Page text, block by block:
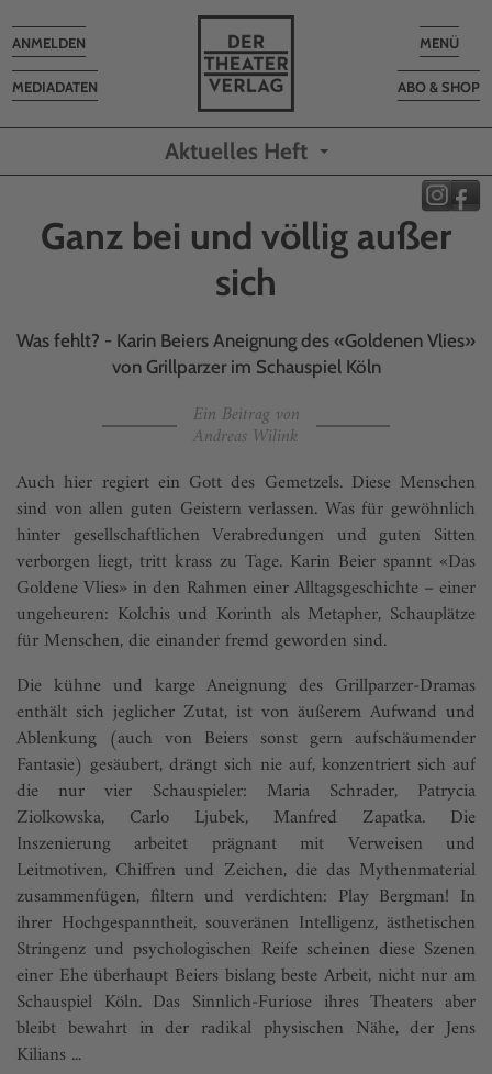
Toggle
MENÜ
ABO & SHOP
MEDIADATEN
Toggle
navigation
ANMELDEN
Aktuelles Heft
Ganz bei und völlig außer
sich
Was fehlt? - Karin Beiers Aneignung des «Goldenen Vlies»
von Grillparzer im Schauspiel Köln
Ein Beitrag von
Andreas Wilink
Auch hier regiert ein Gott des Gemetzels. Diese Menschen
sind von allen guten Geistern verlassen. Was für gewöhnlich
hinter gesellschaftlichen Verabredungen und guten Sitten
verborgen liegt, tritt krass zu Tage. Karin Beier spannt «Das
Goldene Vlies» in den Rahmen einer Alltagsgeschichte – einer
ungeheuren: Kolchis und Korinth als Metapher, Schauplätze
für Menschen, die einander fremd geworden sind.
Die kühne und karge Aneignung des Grillparzer-Dramas
enthält sich jeglicher Zutat, ist von äußerem Aufwand und
Ablenkung (auch von Beiers sonst gern aufschäumender
Fantasie) gesäubert, drängt sich nie auf, konzentriert sich auf
die nur vier Schauspieler: Maria Schrader, Patrycia
Ziolkowska, Carlo Ljubek, Manfred Zapatka. Die
Inszenierung arbeitet prägnant mit Verweisen und
Leitmotiven, Chiffren und Zeichen, die das Mythenmaterial
zusammenfügen, filtern und verdichten: Play Bergman! In
ihrer Hochgespanntheit, souveränen Intelligenz, ästhetischen
Stringenz und psychologischen Reife scheinen diese Szenen
einer Ehe überhaupt Beiers bislang beste Arbeit, nicht nur am
Schauspiel Köln. Das Sinnlich-Furiose ihres Theaters aber
bleibt bewahrt in der radikal physischen Nähe, der Jens
Kilians ...